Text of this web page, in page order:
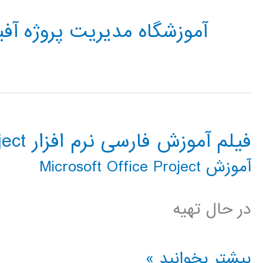
آموزشگاه مدیریت پروژه
فیلم آموزش فارسی نرم افزار Microsoft Office Project
آموزش Microsoft Office Project
در حال تهیه
فیلم